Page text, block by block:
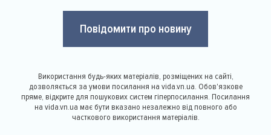
Повідомити про новину
Використання будь-яких матеріалів, розміщених на сайті,
дозволяється за умови посилання на vida.vn.ua. Обов'язкове
пряме, відкрите для пошукових систем гіперпосилання. Посилання
на vida.vn.ua має бути вказано незалежно від повного або
часткового використання матеріалів.